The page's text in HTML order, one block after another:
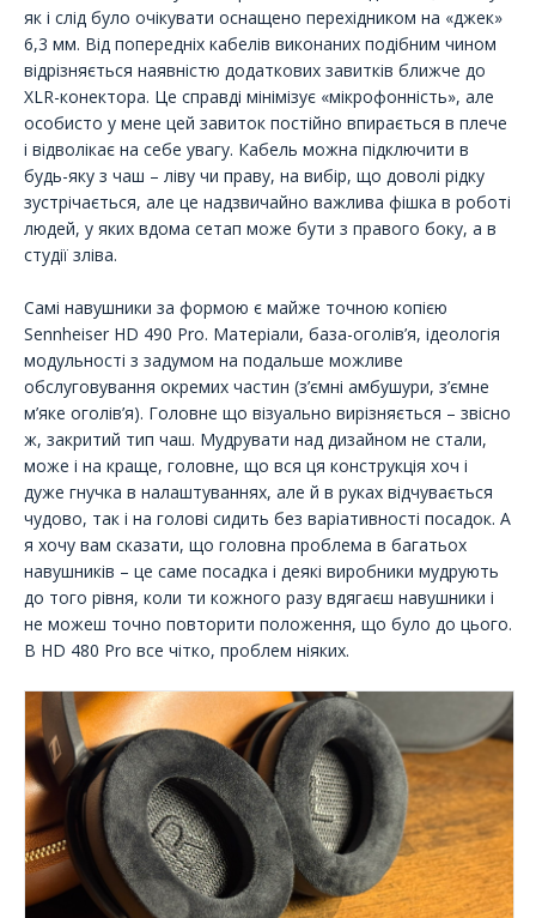
як і слід було очікувати оснащено перехідником на «джек»
6,3 мм. Від попередніх кабелів виконаних подібним чином
відрізняється наявністю додаткових завитків ближче до
XLR-конектора. Це справді мінімізує «мікрофонність», але
особисто у мене цей завиток постійно впирається в плече
і відволікає на себе увагу. Кабель можна підключити в
будь-яку з чаш – ліву чи праву, на вибір, що доволі рідку
зустрічається, але це надзвичайно важлива фішка в роботі
людей, у яких вдома сетап може бути з правого боку, а в
студії зліва.
Самі навушники за формою є майже точною копією
Sennheiser HD 490 Pro. Матеріали, база-оголів’я, ідеологія
модульності з задумом на подальше можливе
обслуговування окремих частин (з’ємні амбушури, з’ємне
м’яке оголів’я). Головне що візуально вирізняється – звісно
ж, закритий тип чаш. Мудрувати над дизайном не стали,
може і на краще, головне, що вся ця конструкція хоч і
дуже гнучка в налаштуваннях, але й в руках відчувається
чудово, так і на голові сидить без варіативності посадок. А
я хочу вам сказати, що головна проблема в багатьох
навушників – це саме посадка і деякі виробники мудрують
до того рівня, коли ти кожного разу вдягаєш навушники і
не можеш точно повторити положення, що було до цього.
В HD 480 Pro все чітко, проблем ніяких.